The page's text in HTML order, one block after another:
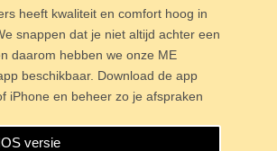
heeft kwaliteit en comfort hoog in
snappen dat je niet altijd achter een
daarom hebben we onze ME
beschikbaar. Download de app
iPhone en beheer zo je afspraken
versie